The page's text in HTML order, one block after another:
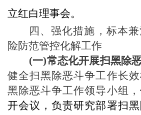
立红白理事会。
四、强化措施，标本
险防范管控化解工作
(一)常态化开展扫黑除
健全扫黑除恶斗争工作长
黑除恶斗争工作领导小组，
开会议，负责研究部署扫